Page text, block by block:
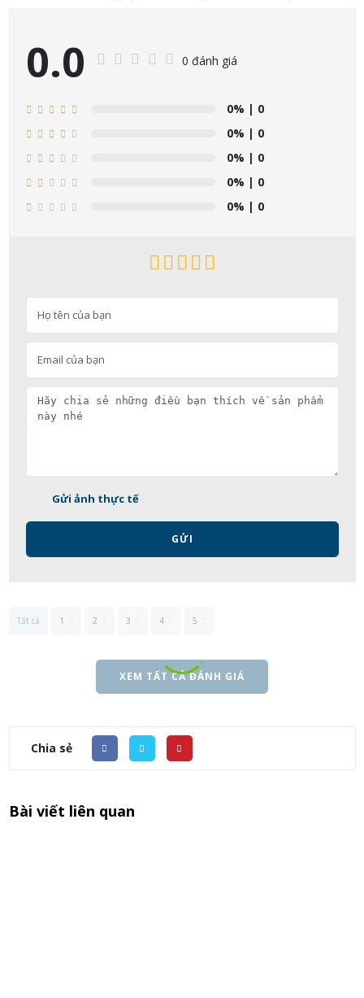
0.0 0 đánh giá
0% | 0
0% | 0
0% | 0
0% | 0
0% | 0
Gửi ảnh thực tế
GỬI
Tất cả 1 2 3 4 5
XEM TẤT CẢ ĐÁNH GIÁ
Chia sẻ
Bài viết liên quan